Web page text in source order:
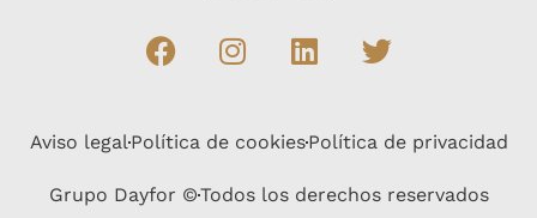
Aviso legalPolítica de cookiesPolítica de privacidad
Grupo Dayfor ©Todos los derechos reservados